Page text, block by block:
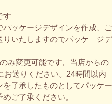
す
ッケージデザインを作成、ご
いたしますのでパッケージデ
み変更可能です。当店からの
お送りください。24時間以内
了承したものとしてパッケー
ご了承ください。